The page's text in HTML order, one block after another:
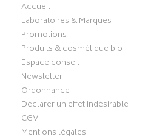
Accueil
Laboratoires & Marques
Promotions
Produits & cosmétique bio
Espace conseil
Newsletter
Ordonnance
Déclarer un effet indésirable
CGV
Mentions légales